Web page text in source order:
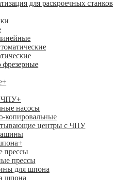
для раскроечных станков
фрезерные
+
ЧПУ+
насосы
копировальные
центры с ЧПУ
+
прессы
прессы
для шпона
шпона